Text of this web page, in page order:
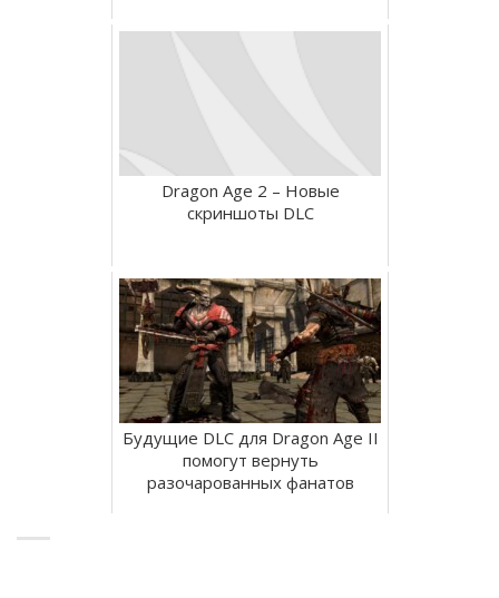
Dragon Age 2 – Новые
скриншоты DLC
Будущие DLC для Dragon Age II
помогут вернуть
разочарованных фанатов